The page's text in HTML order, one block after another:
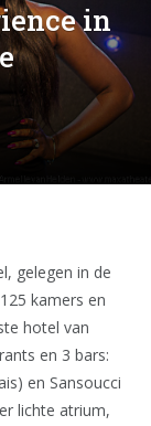
in
gelegen in de
kamers en
hotel van
en 3 bars:
en Sansoucci
lichte atrium,